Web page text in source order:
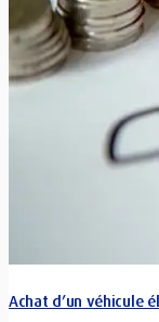
Achat d’un véhicule